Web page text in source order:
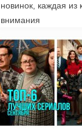
новинок, каждая из
внимания